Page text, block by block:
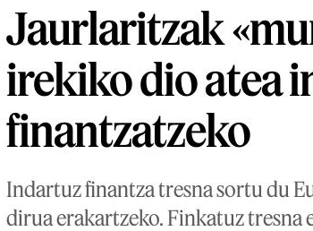
Jaurlaritzak
irekiko dio atea
finantzatzeko
Indartuz finantza tresna sortu du
dirua erakartzeko. Finkatuz tresna